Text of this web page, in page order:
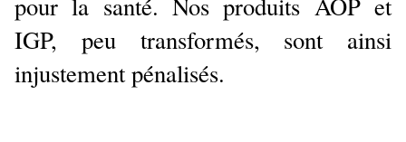
IGP, peu transformés, sont ainsi
injustement pénalisés.